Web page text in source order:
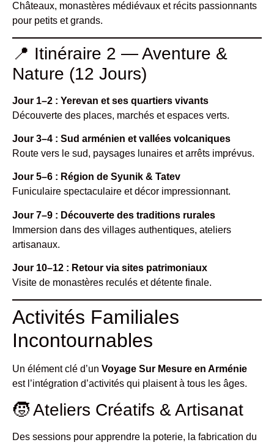
Châteaux, monastères médiévaux et récits passionnants
pour petits et grands.
📍 Itinéraire 2 — Aventure &
Nature (12 Jours)
Jour 1–2 : Yerevan et ses quartiers vivants
Découverte des places, marchés et espaces verts.
Jour 3–4 : Sud arménien et vallées volcaniques
Route vers le sud, paysages lunaires et arrêts imprévus.
Jour 5–6 : Région de Syunik & Tatev
Funiculaire spectaculaire et décor impressionnant.
Jour 7–9 : Découverte des traditions rurales
Immersion dans des villages authentiques, ateliers
artisanaux.
Jour 10–12 : Retour via sites patrimoniaux
Visite de monastères reculés et détente finale.
Activités Familiales
Incontournables
Un élément clé d’un Voyage Sur Mesure en Arménie
est l’intégration d’activités qui plaisent à tous les âges.
🧒 Ateliers Créatifs & Artisanat
Des sessions pour apprendre la poterie, la fabrication du